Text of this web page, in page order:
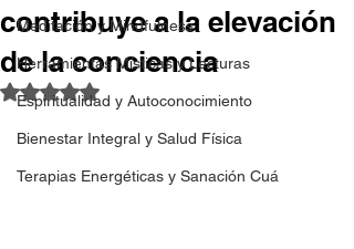
Meditación y Mindfulness
Herramientas Místicas y Lecturas
Espiritualidad y Autoconocimiento
Bienestar Integral y Salud Física
Terapias Energéticas y Sanación Cuá
contribuye a la elevación
de la conciencia
Obtuvo NaN de 5 estrellas.